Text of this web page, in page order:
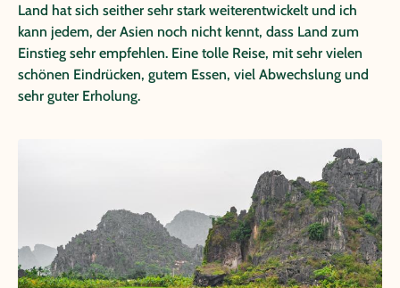
Land hat sich seither sehr stark weiterentwickelt und ich
kann jedem, der Asien noch nicht kennt, dass Land zum
Einstieg sehr empfehlen. Eine tolle Reise, mit sehr vielen
schönen Eindrücken, gutem Essen, viel Abwechslung und
sehr guter Erholung.